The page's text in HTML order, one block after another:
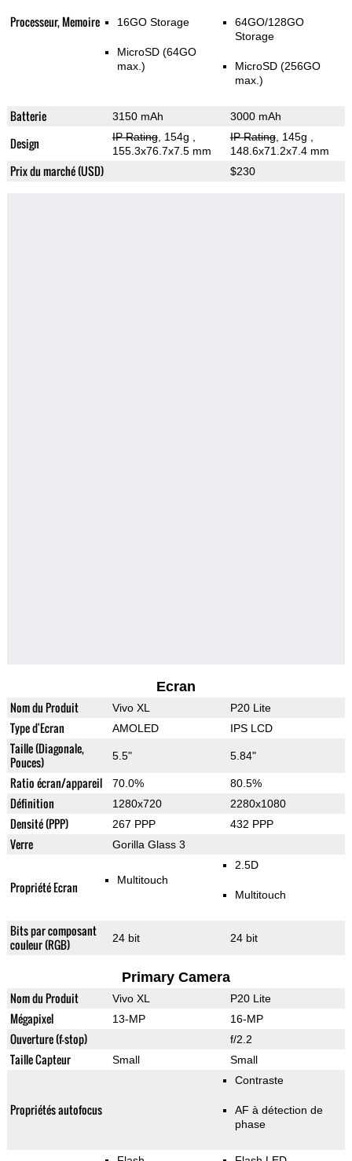
Processeur, Memoire 16GO Storage
MicroSD (64GO
max.)
64GO/128GO
Storage
MicroSD (256GO
max.)
Batterie 3150 mAh 3000 mAh
Design IP Rating, 154g
155.3x76.7x7.5 mm
IP Rating, 145g
148.6x71.2x7.4 mm
Prix du marché (USD) $230
Ecran
Nom du Produit Vivo XL P20 Lite
Type d'Ecran AMOLED IPS LCD
Taille (Diagonale,
Pouces)
5.5" 5.84"
Ratio écran/appareil 70.0% 80.5%
Définition 1280x720 2280x1080
Densité (PPP) 267 PPP 432 PPP
Verre Gorilla Glass 3
Propriété Ecran Multitouch
2.5D
Multitouch
Bits par composant
couleur (RGB)
24 bit 24 bit
Primary Camera
Nom du Produit Vivo XL P20 Lite
Mégapixel 13-MP 16-MP
Ouverture (f-stop) f/2.2
Taille Capteur Small Small
Propriétés autofocus
Contraste
AF à détection de
phase